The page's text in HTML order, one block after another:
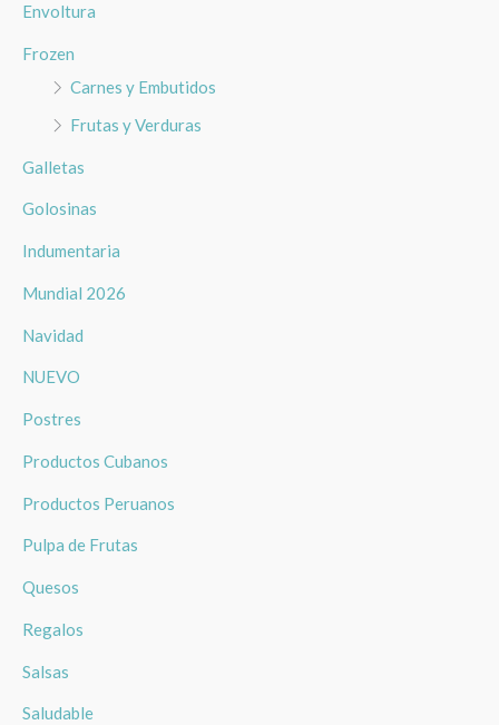
Envoltura
Frozen
Carnes y Embutidos
Frutas y Verduras
Galletas
Golosinas
Indumentaria
Mundial 2026
Navidad
NUEVO
Postres
Productos Cubanos
Productos Peruanos
Pulpa de Frutas
Quesos
Regalos
Salsas
Saludable